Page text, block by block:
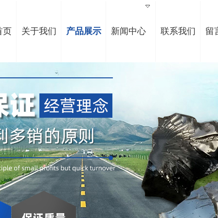
页 关于我们 产品展示 新闻中心 联系我们 留